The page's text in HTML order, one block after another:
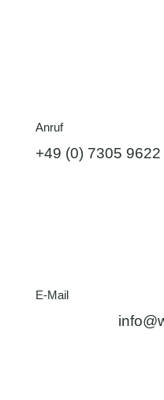
Anruf
+49 (0) 7305 9622
E-Mail